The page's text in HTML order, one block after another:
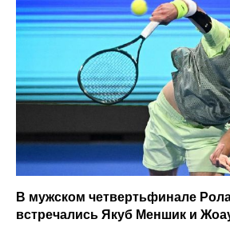
В мужском четвертьфинале
встречались Якуб Меншик и